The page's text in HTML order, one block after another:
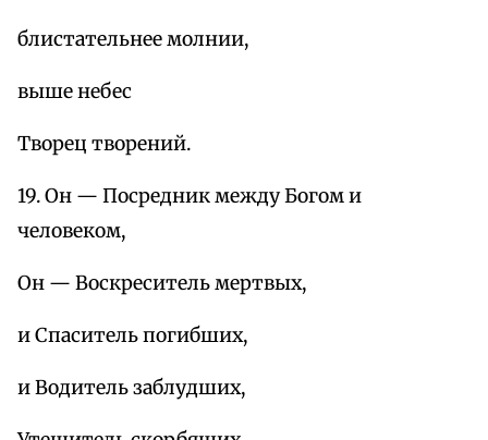
блистательнее молнии,
выше небес
Творец творений.
19. Он — Посредник между Богом и
человеком,
Он — Воскреситель мертвых,
и Спаситель погибших,
и Водитель заблудших,